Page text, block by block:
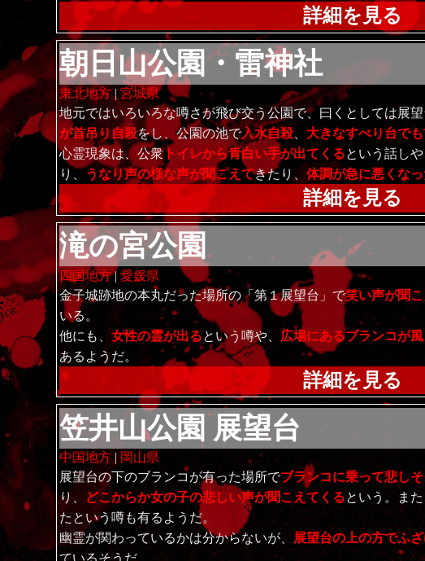
詳細を見る
朝日山公園・雷神社
東北地方 |宮城県
地元ではいろいろな噂さが飛び交う公園で、曰くとしては展
が首吊り自殺をし、公園の池で入水自殺
大きなすべり台で
心霊現象は、公衆トイレから青白い手が出てくるという話し
り、 うなり声の様な声が聞こえてきたり、体調が急に悪くな
詳細を見る
滝の宮公園
四国地方|愛媛県
金子城跡地の本丸だった場所の「第１展望台」で笑い声が聞
いる。
他にも、女性の霊が出るという噂や、 広場にあるブランコが
あるようだ。
詳細を見る
笠井山公園 展望台
中国地方| 岡山県
展望台の下のブランコが有った場所でブランコに乗って悲し
り、
どこからか女の子の悲しい声が聞こえてくるという。ま
たという噂も有るようだ。
幽霊が関わっているかは分からないが、 展望台の上の方でふ